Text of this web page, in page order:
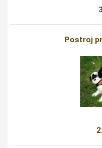
Postroj